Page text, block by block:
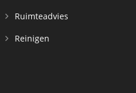
Ruimteadvies
Reinigen